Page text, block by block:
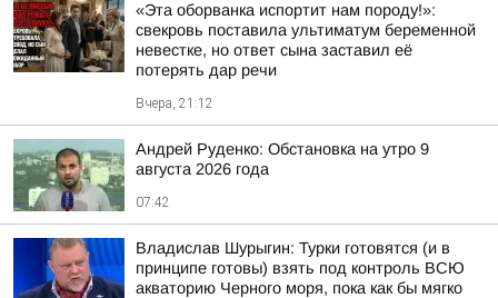
«Эта оборванка испортит нам породу!»:
свекровь поставила ультиматум беременной
невестке, но ответ сына заставил её
потерять дар речи
Вчера, 21:12
Андрей Руденко: Обстановка на утро 9
августа 2026 года
07:42
Владислав Шурыгин: Турки готовятся (и в
принципе готовы) взять под контроль ВСЮ
акваторию Черного моря, пока как бы мягко